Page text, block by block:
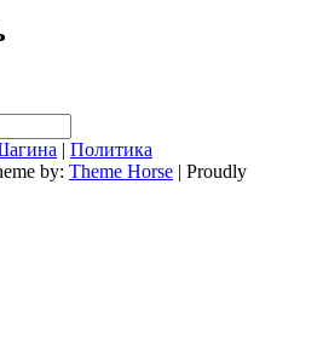
| Политика
by: Theme Horse | Proudly